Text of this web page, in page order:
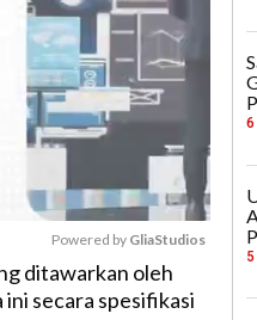
M
Powered by GliaStudios
ditawarkan oleh
secara spesifikasi
6